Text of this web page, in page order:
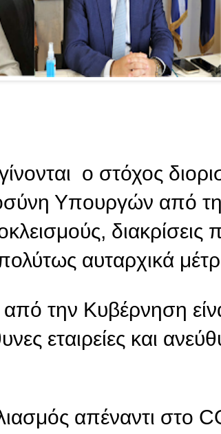
ο στόχος
Υπουργών από τη
διακρίσεις
αυταρχικά
από την Κυβέρνηση
εταιρείες και
απέναντι στο